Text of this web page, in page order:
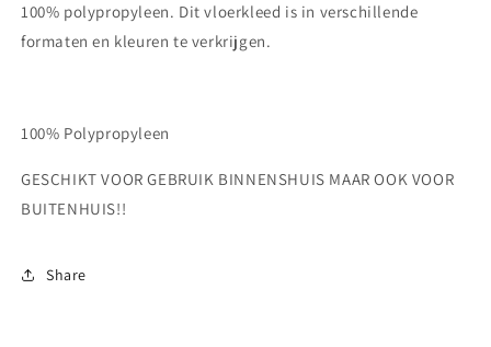
100% polypropyleen. Dit vloerkleed is in verschillende
formaten en kleuren te verkrijgen.
100% Polypropyleen
GESCHIKT VOOR GEBRUIK BINNENSHUIS MAAR OOK VOOR
BUITENHUIS!!
Share